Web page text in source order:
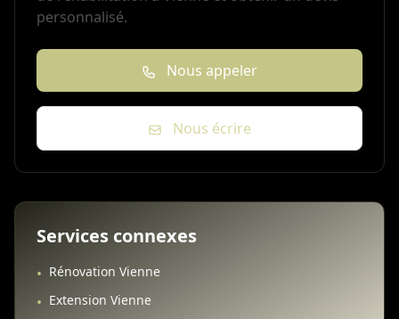
personnalisé.
Nous appeler
Nous écrire
Services connexes
• Rénovation Vienne
• Extension Vienne